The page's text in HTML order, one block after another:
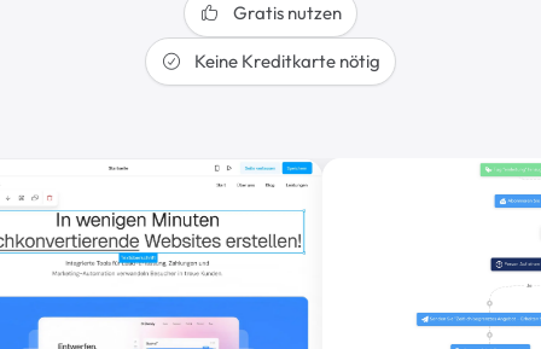
Gratis nutzen
Keine Kreditkarte nötig